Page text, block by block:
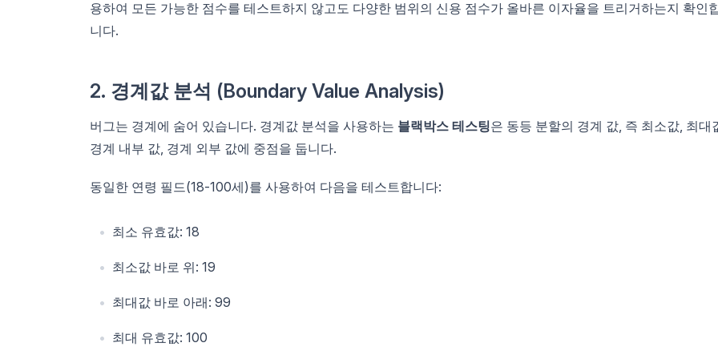
용하여 모든 가능한 점수를 테스트하지 않고도 다양한 범위의 신용 점수가 올바른 이자율을 트리거하는지 확인
니다.
2. 경계값 분석 (Boundary Value Analysis)
버그는 경계에 숨어 있습니다. 경계값 분석을 사용하는 블랙박스 테스팅은 동등 분할의 경계 값, 즉 최소값, 최대
경계 내부 값, 경계 외부 값에 중점을 둡니다.
동일한 연령 필드(18-100세)를 사용하여 다음을 테스트합니다:
최소 유효값: 18
최소값 바로 위: 19
최대값 바로 아래: 99
최대 유효값: 100